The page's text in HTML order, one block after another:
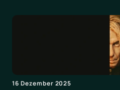
16 Dezember 2025